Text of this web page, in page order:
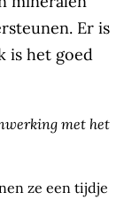
Er is
is het goed
met het
ze een tijdje